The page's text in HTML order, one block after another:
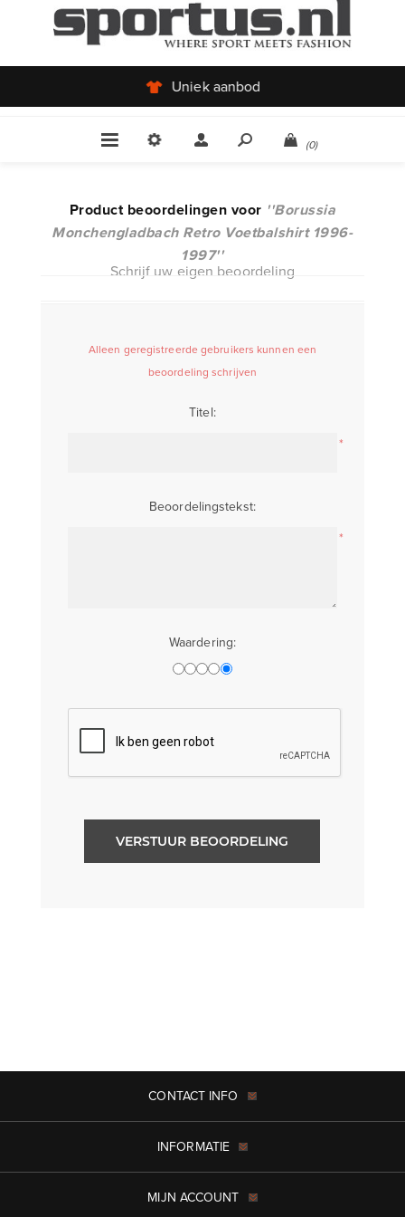
Uniek aanbod
(0)
Product beoordelingen voor
Borussia
Monchengladbach Retro Voetbalshirt 1996-
1997
Schrijf uw eigen beoordeling
Alleen geregistreerde gebruikers kunnen een
beoordeling schrijven
Titel:
*
Beoordelingstekst:
*
Waardering:
VERSTUUR BEOORDELING
CONTACT INFO
INFORMATIE
MIJN ACCOUNT